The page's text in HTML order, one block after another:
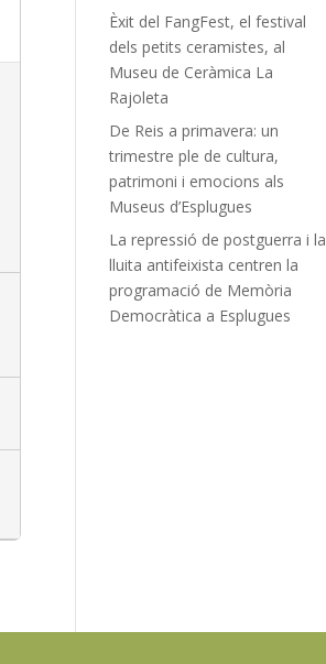
Èxit del FangFest, el festival
dels petits ceramistes, al
Museu de Ceràmica La
Rajoleta
De Reis a primavera: un
trimestre ple de cultura,
patrimoni i emocions als
Museus d’Esplugues
La repressió de postguerra i la
lluita antifeixista centren la
programació de Memòria
Democràtica a Esplugues